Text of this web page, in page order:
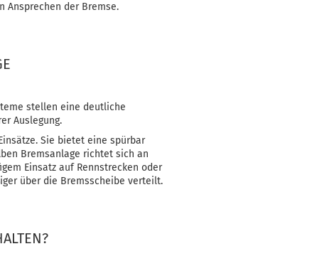
Ansprechen der Bremse.
stellen eine deutliche
Auslegung.
Sie bietet eine spürbar
Bremsanlage richtet sich an
Einsatz auf Rennstrecken oder
über die Bremsscheibe verteilt.